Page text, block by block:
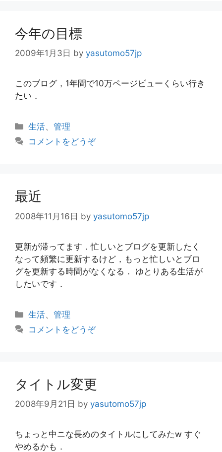
今年の目標
2009年1月3日 by yasutomo57jp
このブログ，1年間で10万ページビューくらい行き
たい．
カ
テ
生活、管理
コメントをどうぞ
最近
2008年11月16日 by yasutomo57jp
更新が滞ってます．忙しいとブログを更新したく
なって頻繁に更新するけど，もっと忙しいとブロ
グを更新する時間がなくなる． ゆとりある生活が
したいです．
カ
生活、管理
コメントをどうぞ
タイトル変更
2008年9月21日 by yasutomo57jp
ちょっと中ニな長めのタイトルにしてみたw すぐ
やめるかも．